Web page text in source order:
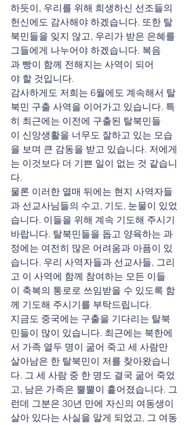
하듯이, 우리를 위해 희생하신 선조들의
헌신에도 감사해야 하겠습니다. 또한 탈
북민들을 잊지 않고, 우리가 받은 은혜를
그들에게 나누어야 하겠습니다. 복음
과 빵이 함께 전해지는 사역이 되어
야 할 것입니다.
감사하게도 저희는 6월에도 계속해서 탈
북민 구출 사역을 이어가고 있습니다. 특
히 최근에는 이전에 구출된 탈북민들
이 신앙생활을 너무도 잘하고 있는 모습
을 보며 큰 감동을 받고 있습니다. 저에게
는 이것보다 더 기쁜 일이 없는 것 같습니
다.
물론 이러한 열매 뒤에는 현지 사역자들
과 선교사님들의 수고, 기도, 눈물이 있었
습니다. 이들을 위해 계속 기도해 주시기
바랍니다. 탈북민들을 돕고 양육하는 과
정에는 여전히 많은 어려움과 아픔이 있
습니다. 우리 사역자들과 선교사들, 그리
고 이 사역에 함께 참여하는 모든 이들
이 축복의 통로로 쓰임받을 수 있도록 함
께 기도해 주시기를 부탁드립니다.
지금도 중국에는 구출을 기다리는 탈북
민들이 많이 있습니다. 최근에는 북한에
서 가족 열두 명이 굶어 죽고 세 사람만
살아남은 한 탈북민이 저를 찾아왔습니
다. 그 세 사람 중 한 명도 결국 굶어 죽었
고, 남은 가족은 뿔뿔이 흩어졌습니다. 그
런데 그분은 30년 만에 자신의 여동생이
살아 있다는 사실을 알게 되었고, 그 여동